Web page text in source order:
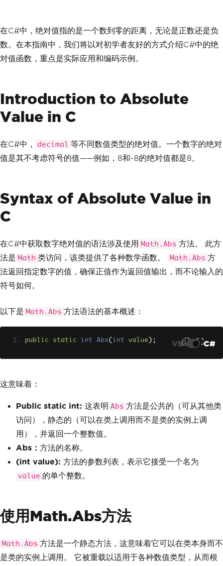
在C#中，绝对值指的是一个数到零的距离，无论是正数还是负
数。在本指南中，我们将以对初学者友好的方式介绍C#中的绝
对值函数，重点是实际应用和编码示例。
Introduction to Absolute
Value in C
在C#中， decimal
等不同数值类型的绝对值。一个数字的绝对
值是其不考虑符号的值——例如，8和-8的绝对值都是8。
Syntax of Absolute Value in
C
在C#中获取数字绝对值的语法涉及使用 Math.Abs 方法。 此方
法是 Math 类访问，该类提供了各种数学函数。 Math.Abs 方
法返回指定数字的值，确保正值作为返回值输出，而不论输入的
符号如何。
以下是 Math.Abs 方法语法的基本概述：
public static int Abs( int value ); VB C#
这意味着：
Public static int: 这表明 Abs 方法是公共的（可从其他类
访问），静态的（可以在类上调用而不是类的实例上调
用），并返回一个整数值。
Abs： 方法的名称。
(int value): 方法的参数列表，表示它接受一个名为
value 的单个整数。
使用Math.Abs方法
Math.Abs 方法是一个静态方法，这意味着它可以在类本身而不
是类的实例上调用。 它被重载以适用于各种数值类型，从而根